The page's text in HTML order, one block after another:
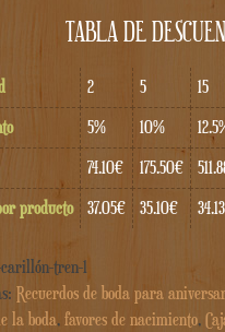
TABLA DE
2 5 15
5% 10%
74.10€
175.50€
producto
37.05€ 35.10€
tren-1
Recuerdos de boda para
la boda, favores de nacimiento,